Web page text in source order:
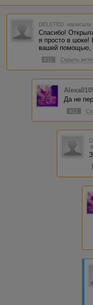
DELETED
Спасибо!
я просто в шоке!
вашей помощью,
#11 Скрыть
Да не
#12